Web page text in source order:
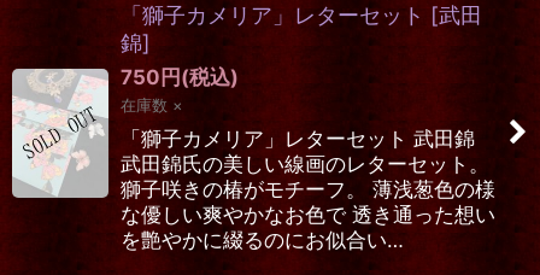
「獅子カメリア」レターセット [武田
錦]
750円(税込)
在庫数 ×
「獅子カメリア」レターセット 武田錦
武田錦氏の美しい線画のレターセット。
獅子咲きの椿がモチーフ。 薄浅葱色の様
な優しい爽やかなお色で 透き通った想い
を艶やかに綴るのにお似合い…